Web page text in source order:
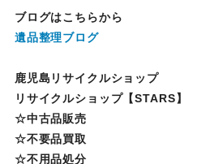
ブログはこちらから
遺品整理ブログ
鹿児島リサイクルショップ
リサイクルショップ【STARS】
☆中古品販売
☆不要品買取
☆不用品処分